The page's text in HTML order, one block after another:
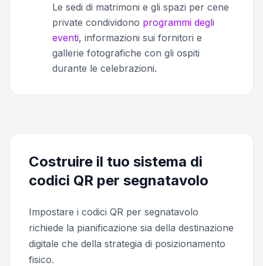
Le sedi di matrimoni e gli spazi per cene
private condividono programmi degli
eventi, informazioni sui fornitori e
gallerie fotografiche con gli ospiti
durante le celebrazioni.
Costruire il tuo sistema di
codici QR per segnatavolo
Impostare i codici QR per segnatavolo
richiede la pianificazione sia della destinazione
digitale che della strategia di posizionamento
fisico.